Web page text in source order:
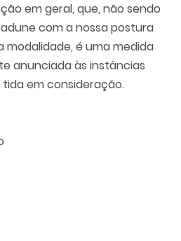
em geral, que, não sendo
com a nossa postura
modalidade, é uma medida
anunciada às instâncias
em consideração.